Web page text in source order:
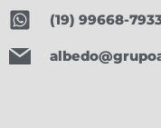
(19) 99668-